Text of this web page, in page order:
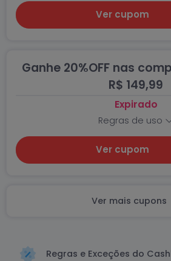
Ver cupom
Ganhe 20%OFF nas
R$ 149,99
Expirado
Regras de uso
Ver cupom
Ver mais cupons
Regras e Exceções do